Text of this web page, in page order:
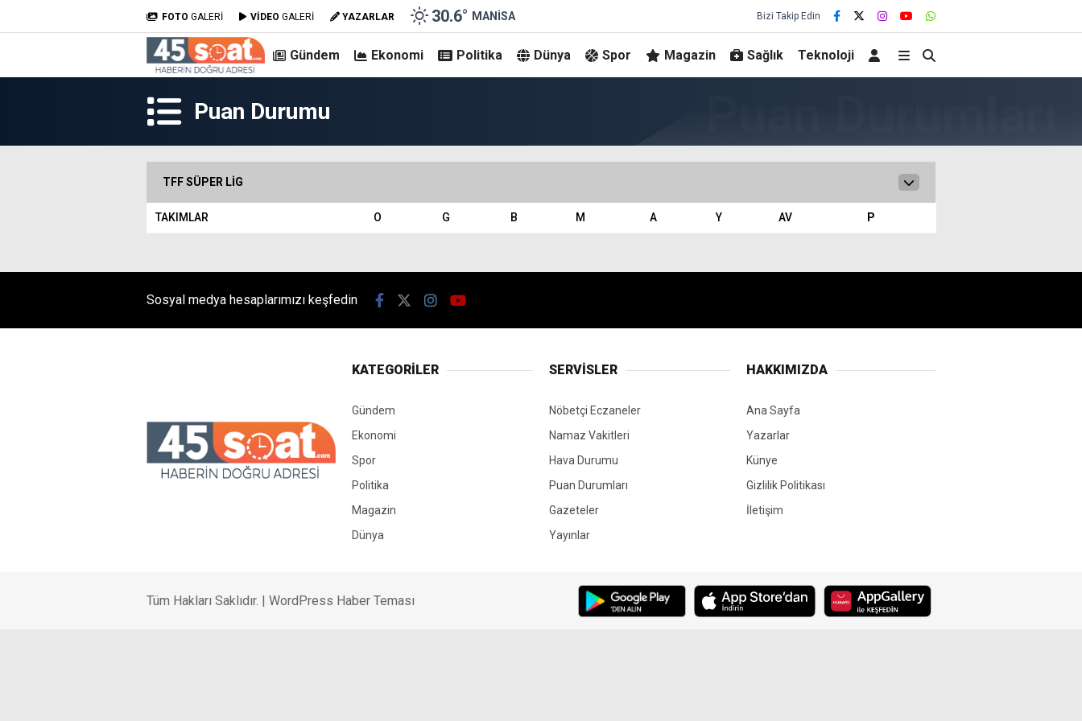
FOTO GALERİ VİDEO GALERİ YAZARLAR 30.6° MANISA Bizi Takip Edin
Gündem Ekonomi Politika Dünya Spor Magazin Sağlık Teknoloji
Puan Durumu
TFF SÜPER LIG
TAKIMLAR O G B M A Y AV P
Sosyal medya hesaplarımızı keşfedin
KATEGORİLER
Gündem
Ekonomi
Spor
Politika
Magazin
Dünya
SERVİSLER
Nöbetçi Eczaneler
Namaz Vakitleri
Hava Durumu
Puan Durumları
Gazeteler
Yayınlar
HAKKIMIZDA
Ana Sayfa
Yazarlar
Künye
Gizlilik Politikası
İletişim
Tüm Hakları Saklıdır. | WordPress Haber Teması